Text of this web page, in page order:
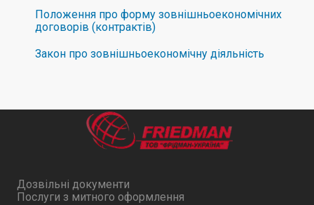
Положення про форму зовнiшньоекономiчних
договорiв (контрактiв)
Закон про зовнішньоекономічну діяльність
Дозвільні документи
Послуги з митного оформлення